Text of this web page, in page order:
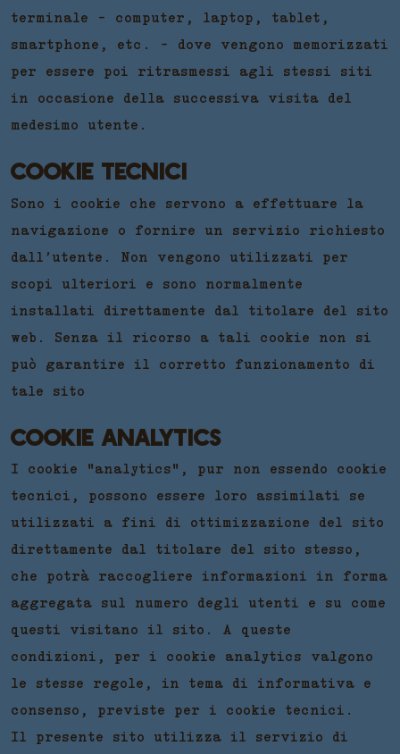
terminale - computer, laptop, tablet,
smartphone, etc. - dove vengono memorizzati
per essere poi ritrasmessi agli stessi siti
in occasione della successiva visita del
medesimo utente.
COOKIE TECNICI
Sono i cookie che servono a effettuare la
navigazione o fornire un servizio richiesto
dall’utente. Non vengono utilizzati per
scopi ulteriori e sono normalmente
installati direttamente dal titolare del sito
web. Senza il ricorso a tali cookie non si
può garantire il corretto funzionamento di
tale sito
COOKIE ANALYTICS
I cookie "analytics", pur non essendo cookie
tecnici, possono essere loro assimilati se
utilizzati a fini di ottimizzazione del sito
direttamente dal titolare del sito stesso,
che potrà raccogliere informazioni in forma
aggregata sul numero degli utenti e su come
questi visitano il sito. A queste
condizioni, per i cookie analytics valgono
le stesse regole, in tema di informativa e
consenso, previste per i cookie tecnici.
Il presente sito utilizza il servizio di